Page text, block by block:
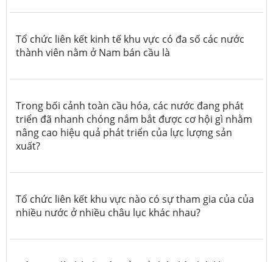
Tổ chức liên kết kinh tế khu vực có đa số các nước
thành viên nằm ở Nam bán cầu là
Trong bối cảnh toàn cầu hóa, các nước đang phát
triển đã nhanh chóng nắm bắt được cơ hội gì nhằm
nâng cao hiệu quả phát triển của lực lượng sản
xuất?
Tổ chức liên kết khu vực nào có sự tham gia của của
nhiều nước ở nhiều châu lục khác nhau?